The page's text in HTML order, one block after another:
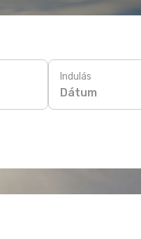
Indulás
Dátum